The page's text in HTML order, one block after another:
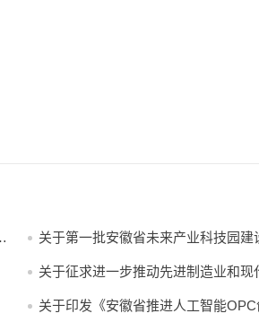
关于第一批安徽省未来产业科技园建
关于征求进一步推动先进制造业和现
关于印发《安徽省推进人工智能